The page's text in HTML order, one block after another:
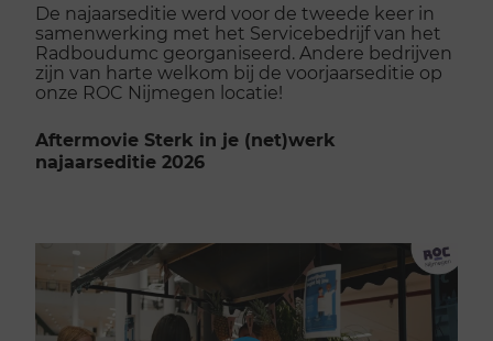
De najaarseditie werd voor de tweede keer in
samenwerking met het Servicebedrijf van het
Radboudumc georganiseerd. Andere bedrijven
zijn van harte welkom bij de voorjaarseditie op
onze ROC Nijmegen locatie!
Aftermovie Sterk in je (net)werk
najaarseditie 2026